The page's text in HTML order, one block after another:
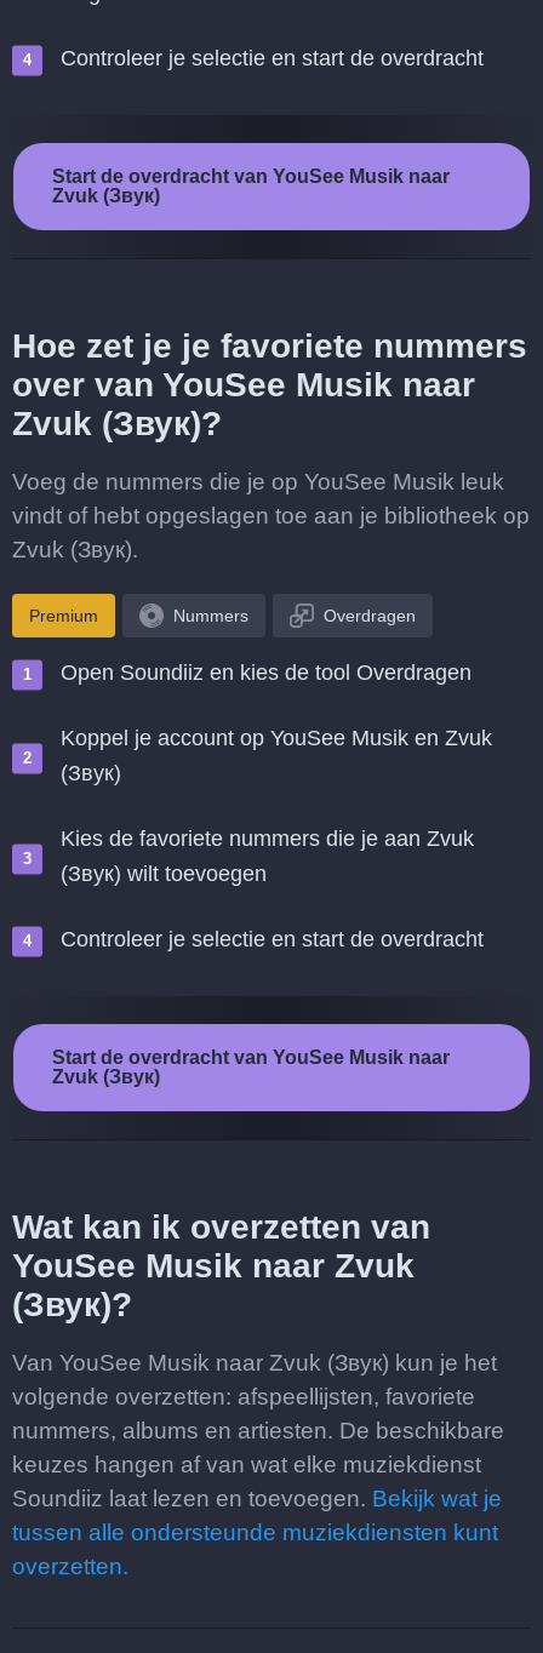
Controleer je selectie en start de overdracht
Start de overdracht van YouSee Musik naar
Zvuk (Звук)
Hoe zet je je favoriete nummers
over van YouSee Musik naar
Zvuk (Звук)?
Voeg de nummers die je op YouSee Musik leuk
vindt of hebt opgeslagen toe aan je bibliotheek op
Zvuk (Звук).
Premium Nummers Overdragen
Open Soundiiz en kies de tool Overdragen
Koppel je account op YouSee Musik en Zvuk
(Звук)
Kies de favoriete nummers die je aan Zvuk
(Звук) wilt toevoegen
Controleer je selectie en start de overdracht
Start de overdracht van YouSee Musik naar
Zvuk (Звук)
Wat kan ik overzetten van
YouSee Musik naar Zvuk
(Звук)?
Van YouSee Musik naar Zvuk (Звук) kun je het
volgende overzetten: afspeellijsten, favoriete
nummers, albums en artiesten. De beschikbare
keuzes hangen af van wat elke muziekdienst
Soundiiz laat lezen en toevoegen. Bekijk wat je
tussen alle ondersteunde muziekdiensten kunt
overzetten.